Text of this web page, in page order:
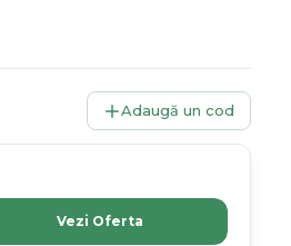
Adaugă un cod
Vezi Oferta